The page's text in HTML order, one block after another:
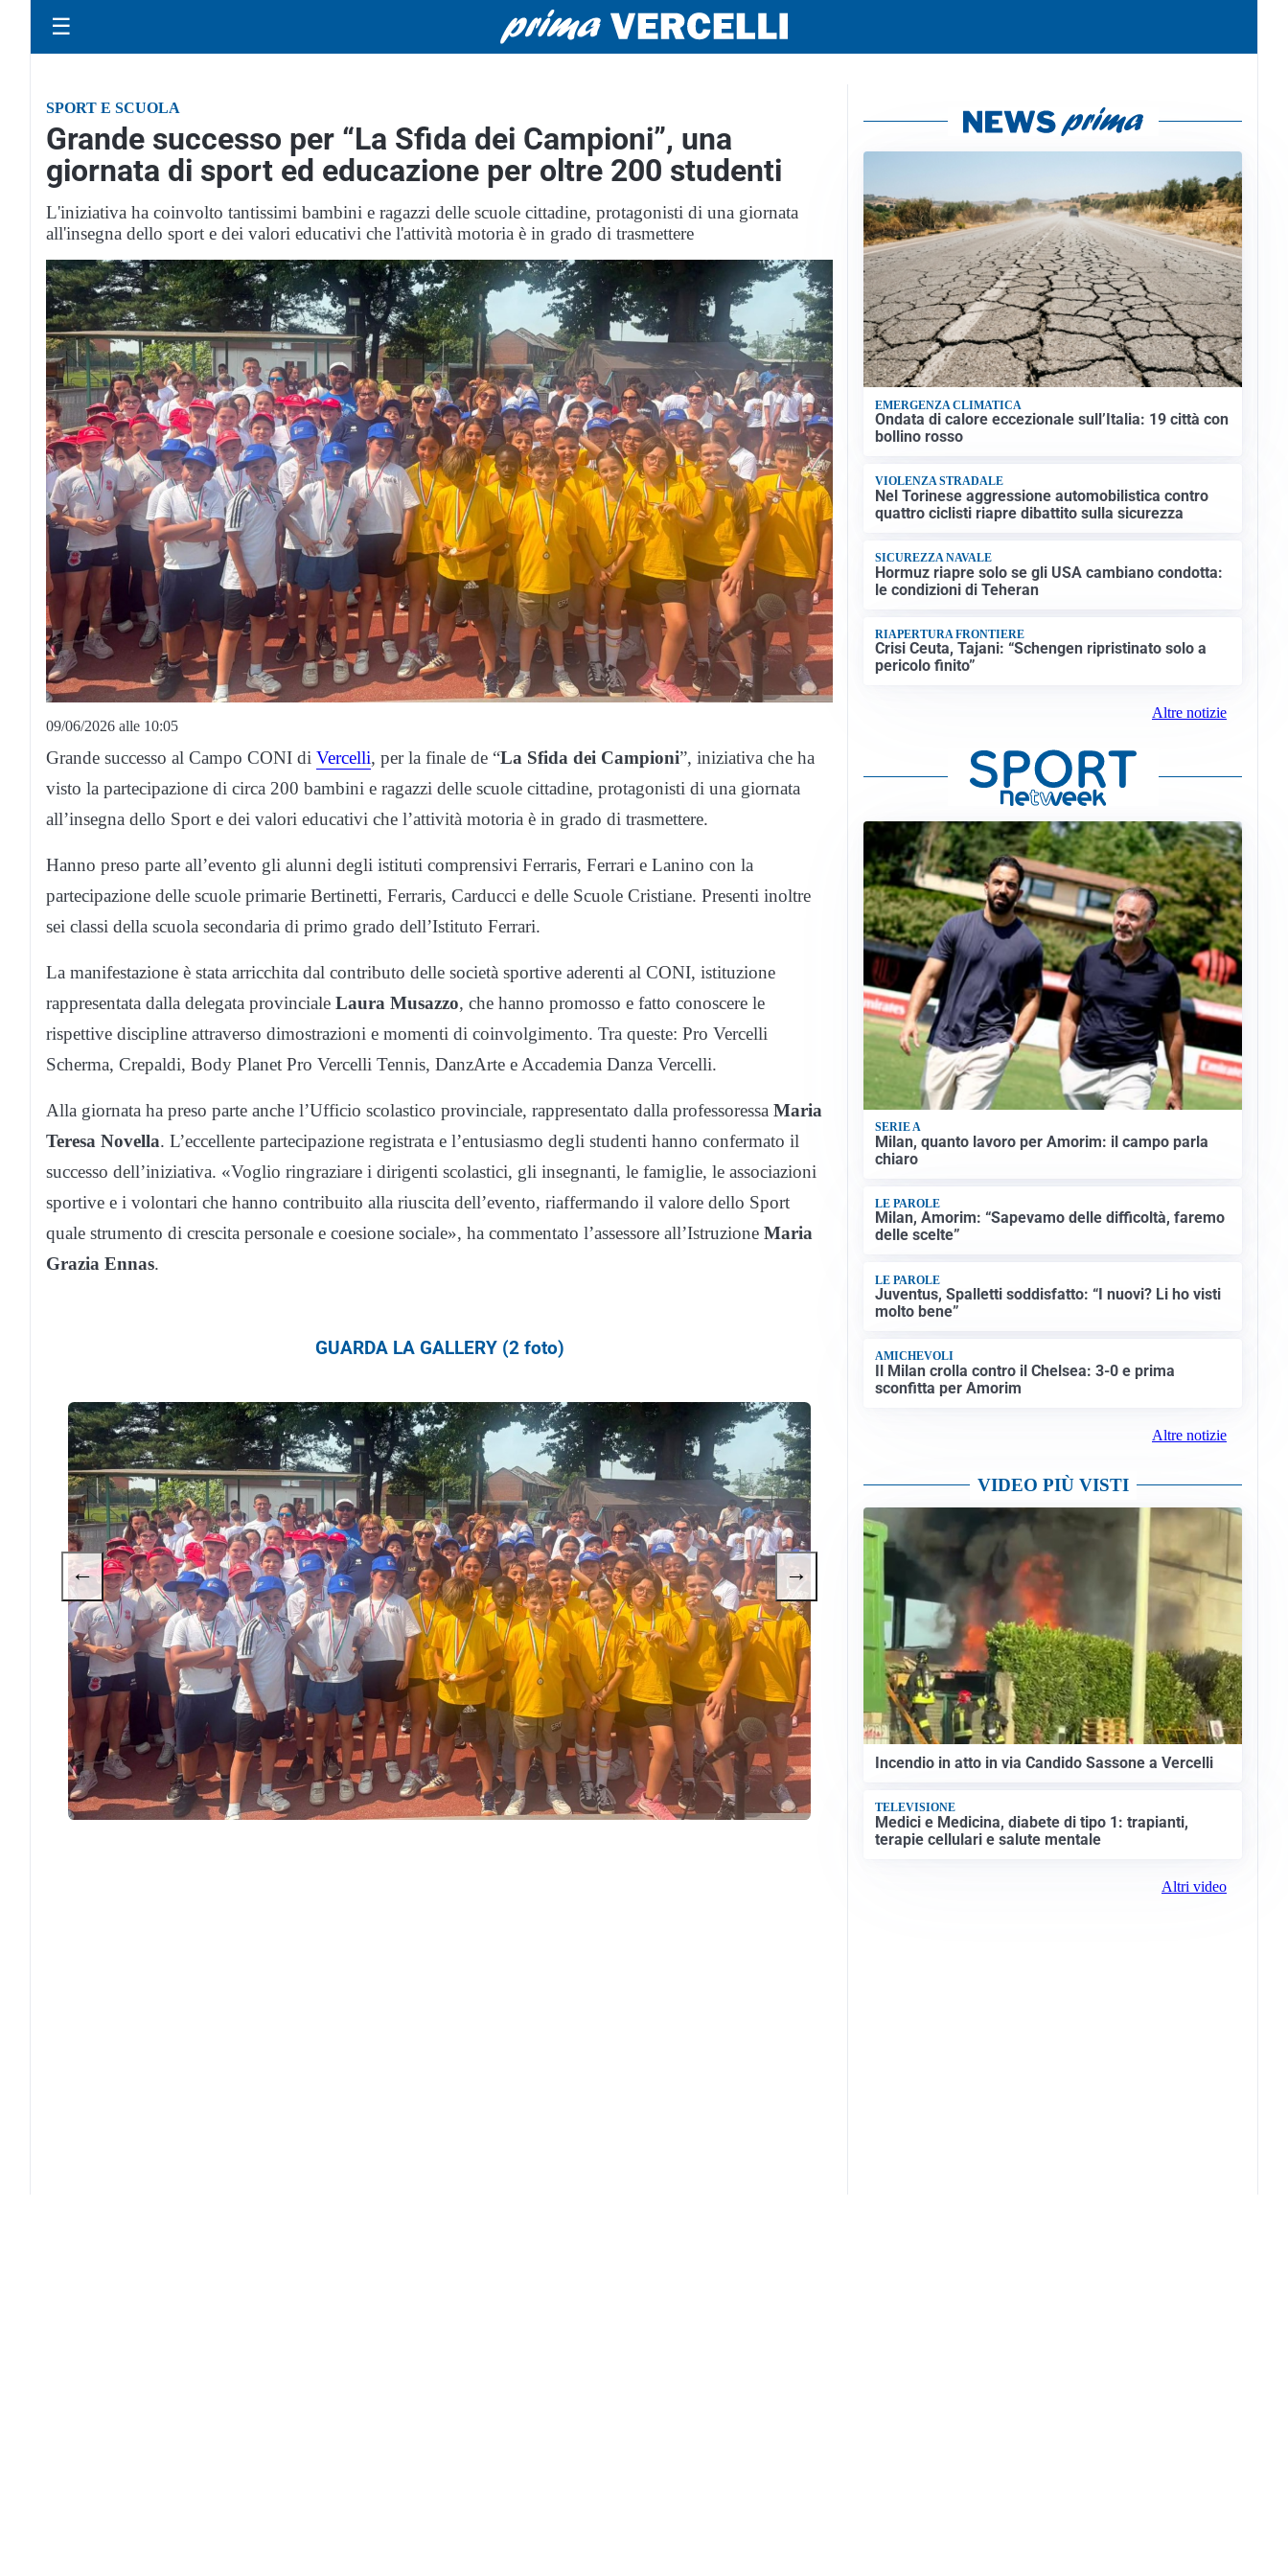
☰
SPORT E SCUOLA
Grande successo per “La Sfida dei Campioni”, una
giornata di sport ed educazione per oltre 200 studenti
L'iniziativa ha coinvolto tantissimi bambini e ragazzi delle scuole cittadine, protagonisti di una giornata
all'insegna dello sport e dei valori educativi che l'attività motoria è in grado di trasmettere
09/06/2026 alle 10:05
Grande successo al Campo CONI di Vercelli, per la finale de “La Sfida dei Campioni”, iniziativa che ha
visto la partecipazione di circa 200 bambini e ragazzi delle scuole cittadine, protagonisti di una giornata
all’insegna dello Sport e dei valori educativi che l’attività motoria è in grado di trasmettere.
Hanno preso parte all’evento gli alunni degli istituti comprensivi Ferraris, Ferrari e Lanino con la
partecipazione delle scuole primarie Bertinetti, Ferraris, Carducci e delle Scuole Cristiane. Presenti inoltre
sei classi della scuola secondaria di primo grado dell’Istituto Ferrari.
La manifestazione è stata arricchita dal contributo delle società sportive aderenti al CONI, istituzione
rappresentata dalla delegata provinciale Laura Musazzo, che hanno promosso e fatto conoscere le
rispettive discipline attraverso dimostrazioni e momenti di coinvolgimento. Tra queste: Pro Vercelli
Scherma, Crepaldi, Body Planet Pro Vercelli Tennis, DanzArte e Accademia Danza Vercelli.
Alla giornata ha preso parte anche l’Ufficio scolastico provinciale, rappresentato dalla professoressa Maria
Teresa Novella. L’eccellente partecipazione registrata e l’entusiasmo degli studenti hanno confermato il
successo dell’iniziativa. «Voglio ringraziare i dirigenti scolastici, gli insegnanti, le famiglie, le associazioni
sportive e i volontari che hanno contribuito alla riuscita dell’evento, riaffermando il valore dello Sport
quale strumento di crescita personale e coesione sociale», ha commentato l’assessore all’Istruzione Maria
Grazia Ennas.
GUARDA LA GALLERY (2 foto)
← →
EMERGENZA CLIMATICA
Ondata di calore eccezionale sull’Italia: 19 città con
bollino rosso
VIOLENZA STRADALE
Nel Torinese aggressione automobilistica contro
quattro ciclisti riapre dibattito sulla sicurezza
SICUREZZA NAVALE
Hormuz riapre solo se gli USA cambiano condotta:
le condizioni di Teheran
RIAPERTURA FRONTIERE
Crisi Ceuta, Tajani: “Schengen ripristinato solo a
pericolo finito”
Altre notizie
SERIE A
Milan, quanto lavoro per Amorim: il campo parla
chiaro
LE PAROLE
Milan, Amorim: “Sapevamo delle difficoltà, faremo
delle scelte”
LE PAROLE
Juventus, Spalletti soddisfatto: “I nuovi? Li ho visti
molto bene”
AMICHEVOLI
Il Milan crolla contro il Chelsea: 3-0 e prima
sconfitta per Amorim
Altre notizie
VIDEO PIÙ VISTI
Incendio in atto in via Candido Sassone a Vercelli
TELEVISIONE
Medici e Medicina, diabete di tipo 1: trapianti,
terapie cellulari e salute mentale
Altri video